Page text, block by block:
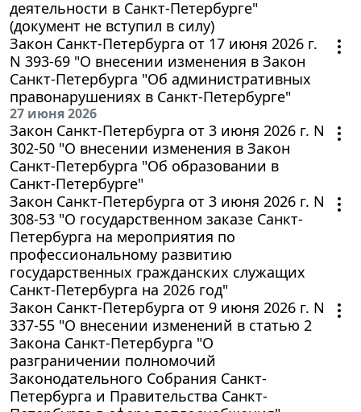
деятельности в Санкт-Петербурге"
(документ не вступил в силу)
Закон Санкт-Петербурга от 17 июня 2026 г.
N 393-69 "О внесении изменения в Закон
Санкт-Петербурга "Об административных
правонарушениях в Санкт-Петербурге"
27 июня 2026
Закон Санкт-Петербурга от 3 июня 2026 г. N
302-50 "О внесении изменения в Закон
Санкт-Петербурга "Об образовании в
Санкт-Петербурге"
Закон Санкт-Петербурга от 3 июня 2026 г. N
308-53 "О государственном заказе Санкт-
Петербурга на мероприятия по
профессиональному развитию
государственных гражданских служащих
Санкт-Петербурга на 2026 год"
Закон Санкт-Петербурга от 9 июня 2026 г. N
337-55 "О внесении изменений в статью 2
Закона Санкт-Петербурга "О
разграничении полномочий
Законодательного Собрания Санкт-
Петербурга и Правительства Санкт-